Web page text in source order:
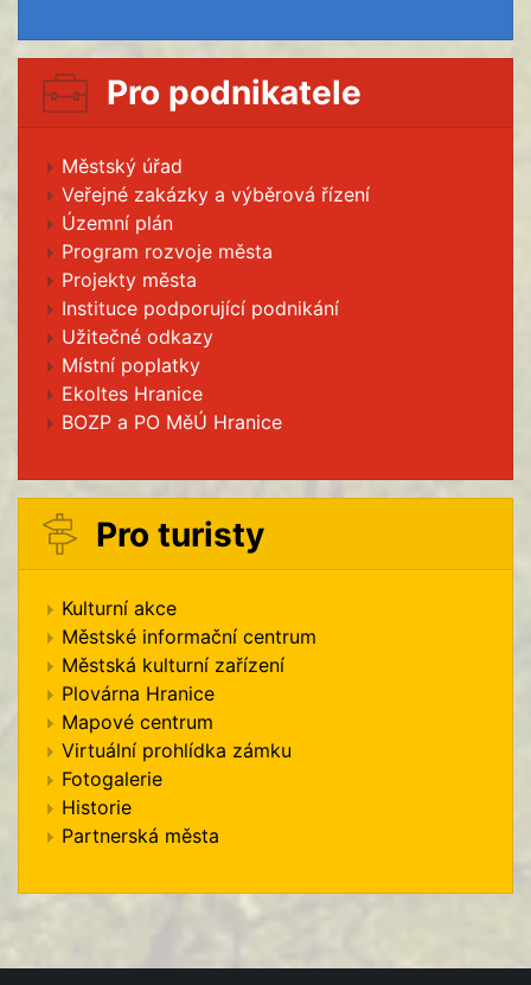
Pro podnikatele
Městský úřad
Veřejné zakázky a výběrová řízení
Územní plán
Program rozvoje města
Projekty města
Instituce podporující podnikání
Užitečné odkazy
Místní poplatky
Ekoltes Hranice
BOZP a PO MěÚ Hranice
Pro turisty
Kulturní akce
Městské informační centrum
Městská kulturní zařízení
Plovárna Hranice
Mapové centrum
Virtuální prohlídka zámku
Fotogalerie
Historie
Partnerská města